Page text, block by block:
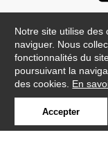
Notre site utilise des
naviguer. Nous
fonctionnalités du
poursuivant la
des cookies. En
Accepter